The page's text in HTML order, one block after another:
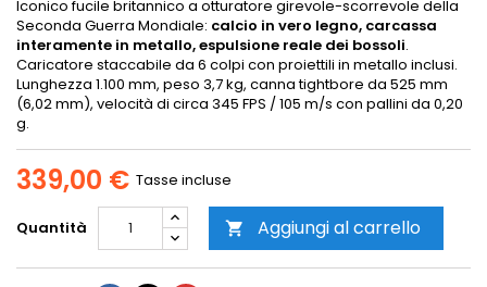
Iconico fucile britannico a otturatore girevole-scorrevole della
Seconda Guerra Mondiale: calcio in vero legno, carcassa
interamente in metallo, espulsione reale dei bossoli.
Caricatore staccabile da 6 colpi con proiettili in metallo inclusi.
Lunghezza 1.100 mm, peso 3,7 kg, canna tightbore da 525 mm
(6,02 mm), velocità di circa 345 FPS / 105 m/s con pallini da 0,20
g.
339,00 € Tasse incluse
Quantità  Aggiungi al carrello